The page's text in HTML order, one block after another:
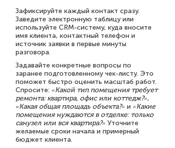
Зафиксируйте каждый контакт сразу.
Заведите электронную таблицу или
используйте CRM-систему, куда вносите
имя клиента, контактный телефон и
источник заявки в первые минуты
разговора.
Задавайте конкретные вопросы по
заранее подготовленному чек-листу. Это
поможет быстро оценить масштаб работ.
Спросите: «Какой тип помещения требует
ремонта: квартира, офис или коттедж?»,
«Какая общая площадь объекта?» и «Какие
помещения нуждаются в отделке: только
санузел или вся квартира?» Уточните
желаемые сроки начала и примерный
бюджет клиента.